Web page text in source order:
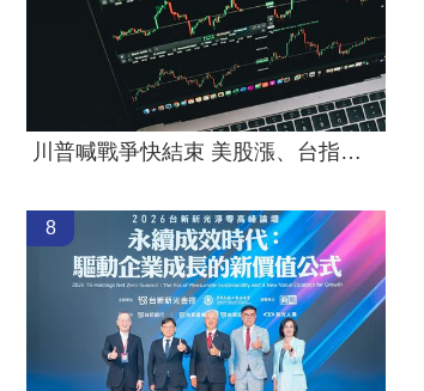
川普喊戰爭快結束 美股漲、台指期衝45000
8